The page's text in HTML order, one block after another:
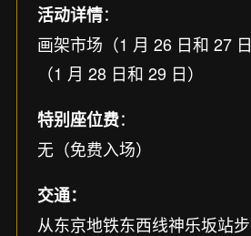
活动详情：
画架市场（1 月 26 日和 27
（1 月 28 日和 29 日）
特别座位费：
无（免费入场）
交通：
从东京地铁东西线神乐坂站